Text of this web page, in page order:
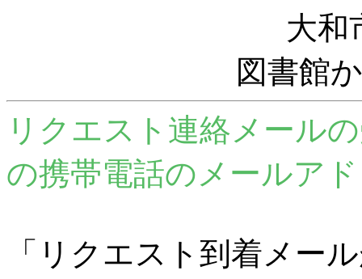
大和
図書館
リクエスト連絡メール
の携帯電話のメールア
「リクエスト到着メー